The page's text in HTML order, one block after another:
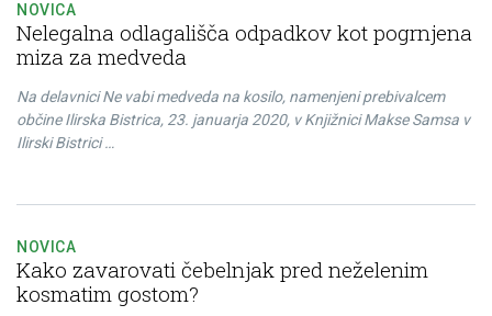
NOVICA
Nelegalna odlagališča odpadkov kot pogrnjena
miza za medveda
Na delavnici Ne vabi medveda na kosilo, namenjeni prebivalcem
občine Ilirska Bistrica, 23. januarja 2020, v Knjižnici Makse Samsa v
Ilirski Bistrici …
NOVICA
Kako zavarovati čebelnjak pred neželenim
kosmatim gostom?